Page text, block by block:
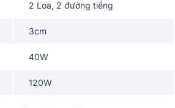
2 Loa, 2 đường tiếng
3cm
40W
120W